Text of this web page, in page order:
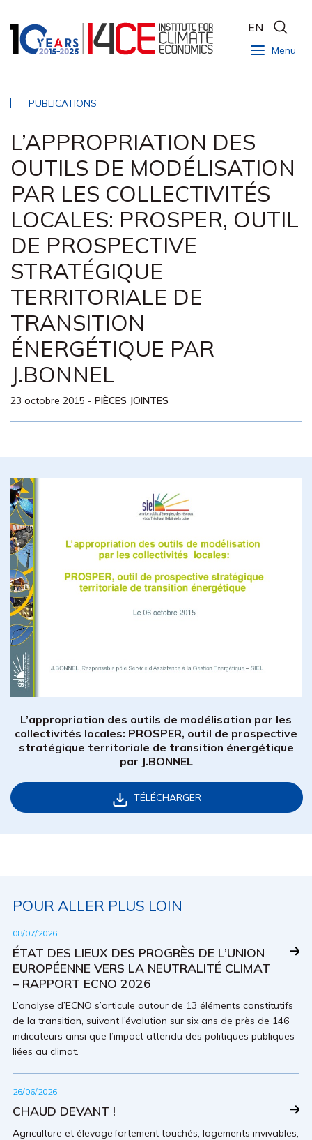
Menu
EN
PUBLICATIONS
L’APPROPRIATION DES
OUTILS DE MODÉLISATION
PAR LES COLLECTIVITÉS
LOCALES: PROSPER, OUTIL
DE PROSPECTIVE
STRATÉGIQUE
TERRITORIALE DE
TRANSITION
ÉNERGÉTIQUE PAR
J.BONNEL
23 octobre 2015 - PIÈCES JOINTES
L’appropriation des outils de modélisation par les
collectivités locales: PROSPER, outil de prospective
stratégique territoriale de transition énergétique
par J.BONNEL
TÉLÉCHARGER
POUR ALLER PLUS LOIN
08/07/2026
ÉTAT DES LIEUX DES PROGRÈS DE L’UNION
EUROPÉENNE VERS LA NEUTRALITÉ CLIMAT
– RAPPORT ECNO 2026
L’analyse d’ECNO s’articule autour de 13 éléments constitutifs
de la transition, suivant l’évolution sur six ans de près de 146
indicateurs ainsi que l’impact attendu des politiques publiques
liées au climat.
26/06/2026
CHAUD DEVANT !
Agriculture et élevage fortement touchés, logements invivables,